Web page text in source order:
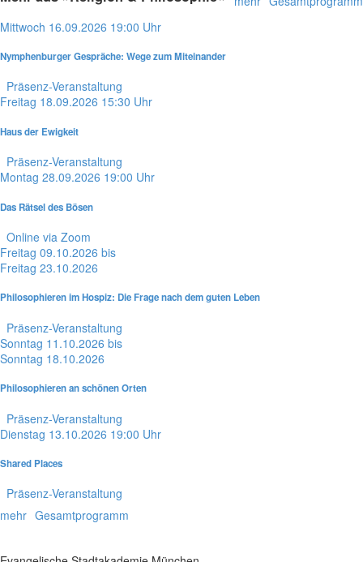
Mittwoch 16.09.2026 19:00 Uhr
Nymphenburger Gespräche: Wege zum Miteinander
Präsenz-Veranstaltung
Freitag 18.09.2026 15:30 Uhr
Haus der Ewigkeit
Präsenz-Veranstaltung
Montag 28.09.2026 19:00 Uhr
Das Rätsel des Bösen
Online via Zoom
Freitag 09.10.2026 bis
Freitag 23.10.2026
Philosophieren im Hospiz: Die Frage nach dem guten Leben
Präsenz-Veranstaltung
Sonntag 11.10.2026 bis
Sonntag 18.10.2026
Philosophieren an schönen Orten
Präsenz-Veranstaltung
Dienstag 13.10.2026 19:00 Uhr
Shared Places
Präsenz-Veranstaltung
mehr Gesamtprogramm